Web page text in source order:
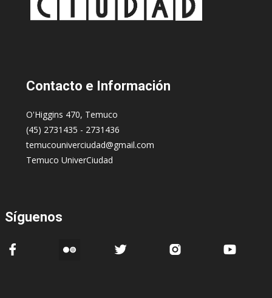
Contacto e Información
O'Higgins 470, Temuco
(45) 2731435 - 2731436
temucouniverciudad@gmail.com
Temuco UniverCiudad
Síguenos